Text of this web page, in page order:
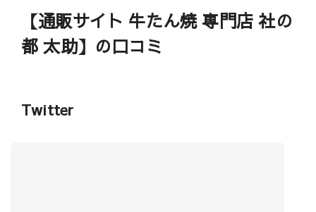
【通販サイト 牛たん焼 専門店 社の
都 太助】の口コミ
Twitter